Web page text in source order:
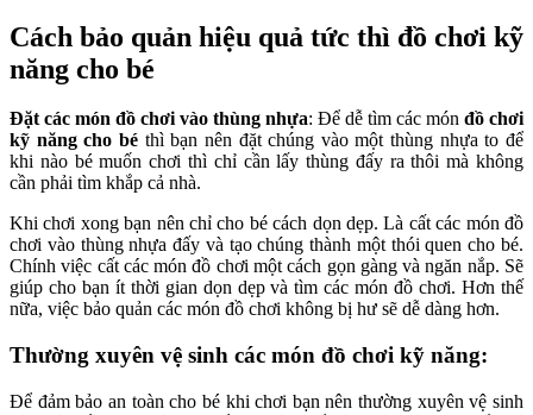
Cách bảo quản hiệu quả tức thì đồ chơi kỹ
năng cho bé
Đặt các món đồ chơi vào thùng nhựa: Để dễ tìm các món đồ chơi
kỹ năng cho béthì bạn nên đặt chúng vào một thùng nhựa to để
khi nào bé muốn chơi thì chỉ cần lấy thùng đấy ra thôi mà không
cần phải tìm khắp cả nhà.
Khi chơi xong bạn nên chỉ cho bé cách dọn dẹp. Là cất các món đồ
chơi vào thùng nhựa đấy và tạo chúng thành một thói quen cho bé.
Chính việc cất các món đồ chơi một cách gọn gàng và ngăn nắp. Sẽ
giúp cho bạn ít thời gian dọn dẹp và tìm các món đồ chơi. Hơn thế
nữa, việc bảo quản các món đồ chơi không bị hư sẽ dễ dàng hơn.
Thường xuyên vệ sinh các món đồ chơi kỹ năng:
Để đảm bảo an toàn cho bé khi chơi bạn nên thường xuyên vệ sinh